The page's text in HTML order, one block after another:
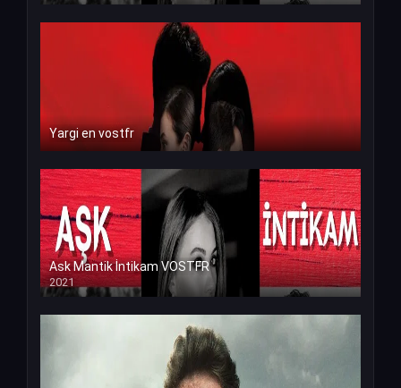
Yargi en vostfr
Ask Mantik İntikam VOSTFR
2021